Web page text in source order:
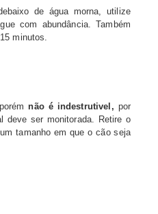
de água morna, utilize
com abundância. Também
minutos.
não é indestrutivel, por
deve ser monitorada. Retire o
tamanho em que o cão seja